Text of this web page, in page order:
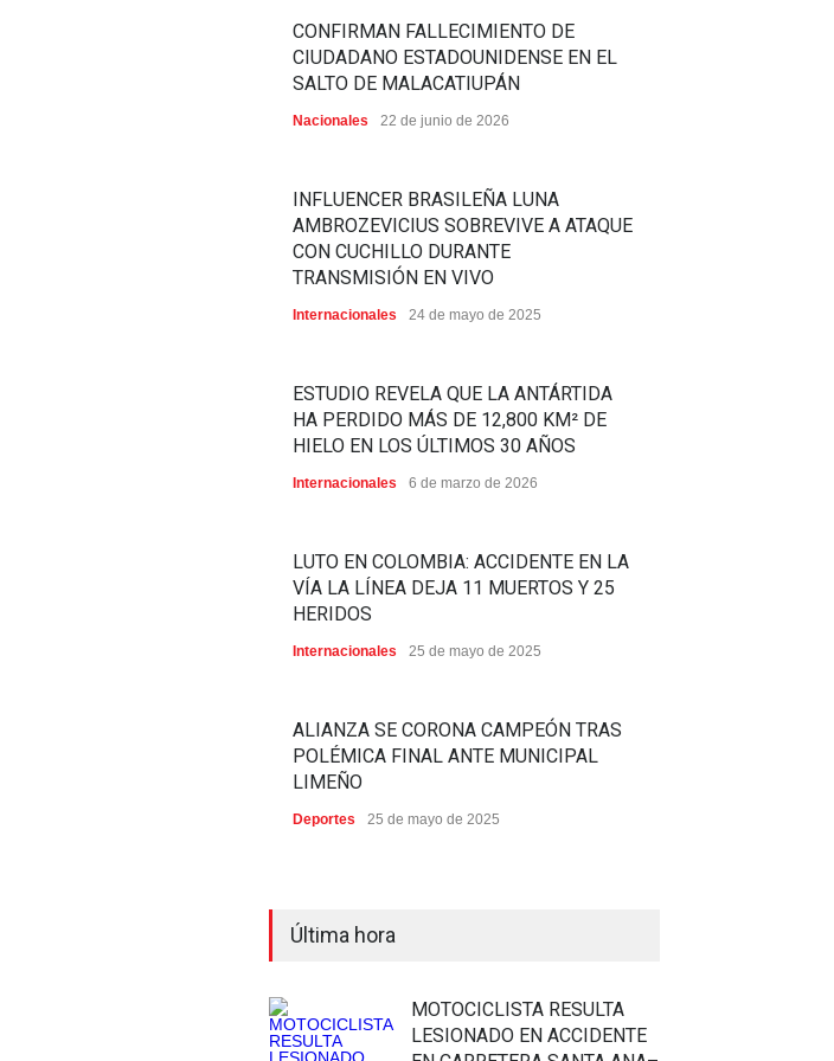
CONFIRMAN FALLECIMIENTO DE
CIUDADANO ESTADOUNIDENSE EN EL
SALTO DE MALACATIUPÁN
Nacionales 22 de junio de 2026
INFLUENCER BRASILEÑA LUNA
AMBROZEVICIUS SOBREVIVE A ATAQUE
CON CUCHILLO DURANTE
TRANSMISIÓN EN VIVO
Internacionales 24 de mayo de 2025
ESTUDIO REVELA QUE LA ANTÁRTIDA
HA PERDIDO MÁS DE 12,800 KM² DE
HIELO EN LOS ÚLTIMOS 30 AÑOS
Internacionales 6 de marzo de 2026
LUTO EN COLOMBIA: ACCIDENTE EN LA
VÍA LA LÍNEA DEJA 11 MUERTOS Y 25
HERIDOS
Internacionales 25 de mayo de 2025
ALIANZA SE CORONA CAMPEÓN TRAS
POLÉMICA FINAL ANTE MUNICIPAL
LIMEÑO
Deportes 25 de mayo de 2025
Última hora
MOTOCICLISTA RESULTA
LESIONADO EN ACCIDENTE